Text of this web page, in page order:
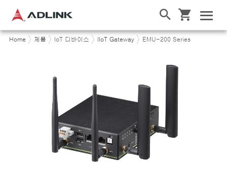
Home 제품 IoT 디바이스 IIoT Gateway EMU-200 Series